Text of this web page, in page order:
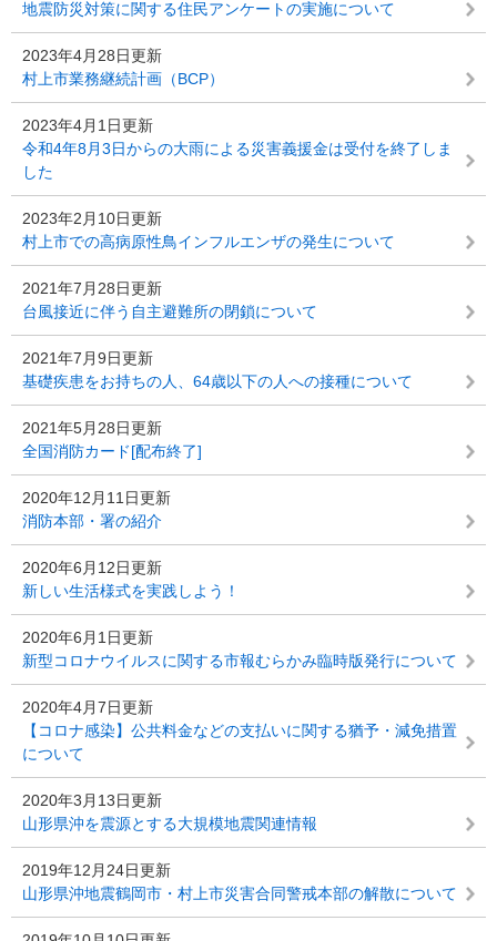
地震防災対策に関する住民アンケートの実施について
2023年4月28日更新
村上市業務継続計画（BCP）
2023年4月1日更新
令和4年8月3日からの大雨による災害義援金は受付を終了しま
した
2023年2月10日更新
村上市での高病原性鳥インフルエンザの発生について
2021年7月28日更新
台風接近に伴う自主避難所の閉鎖について
2021年7月9日更新
基礎疾患をお持ちの人、64歳以下の人への接種について
2021年5月28日更新
全国消防カード[配布終了]
2020年12月11日更新
消防本部・署の紹介
2020年6月12日更新
新しい生活様式を実践しよう！
2020年6月1日更新
新型コロナウイルスに関する市報むらかみ臨時版発行について
2020年4月7日更新
【コロナ感染】公共料金などの支払いに関する猶予・減免措置
について
2020年3月13日更新
山形県沖を震源とする大規模地震関連情報
2019年12月24日更新
山形県沖地震鶴岡市・村上市災害合同警戒本部の解散について